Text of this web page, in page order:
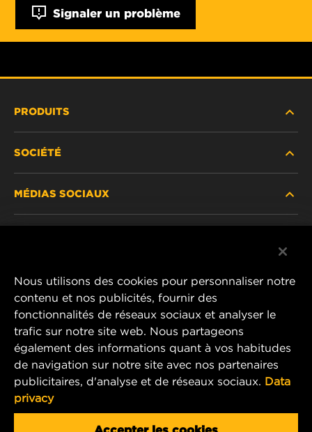
Signaler un problème
PRODUITS
PRODUITS ABANDONNÉS / REMPLACÉS
SOCIÉTÉ
AVIS JURIDIQUE
IMPRIMER
CONTACTEZ-NOUS
MÉDIAS SOCIAUX
Instagram
YouTube
MANN+HUMMEL Middle East FZE
DAFZA (Dubai Airport Free Zone)
Office 1013, Bldg. 7WA
Nous utilisons des cookies pour personnaliser notre
contenu et nos publicités, fournir des
fonctionnalités de réseaux sociaux et analyser le
trafic sur notre site web. Nous partageons
également des informations quant à vos habitudes
de navigation sur notre site avec nos partenaires
publicitaires, d'analyse et de réseaux sociaux. Data
privacy
Accepter les cookies